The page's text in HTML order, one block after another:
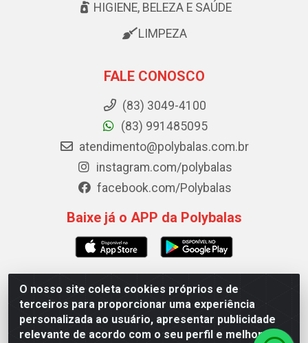
O nosso site coleta cookies próprios e de
terceiros para proporcionar uma experiência
personalizada ao usuário, apresentar publicidade
relevante de acordo com o seu perfil e melhorar a
HIGIENE, BELEZA E SAÚDE
LIMPEZA
FALE CONOSCO
(83) 3049-4100
(83) 991485095
atendimento@polybalas.com.br
instagram.com/polybalas
facebook.com/Polybalas
Baixe já o APP da Polybalas
Polybalas - Rua João Miguel de Souza, 173 Galpão B -
Ernesto Geisel, João Pessoa/PB - CEP 58.075-075 - CNPJ
00.909.327/0002-61